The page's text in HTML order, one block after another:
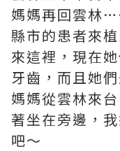
媽媽再回雲林
縣市的患者來
來這裡，現在
牙齒，而且她
媽媽從雲林來
著坐在旁邊，
吧～